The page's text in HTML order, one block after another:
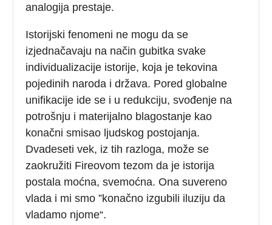
analogija prestaje.
Istorijski fenomeni ne mogu da se
izjednačavaju na način gubitka svake
individualizacije istorije, koja je tekovina
pojedinih naroda i država. Pored globalne
unifikacije ide se i u redukciju, svođenje na
potrošnju i materijalno blagostanje kao
konačni smisao ljudskog postojanja.
Dvadeseti vek, iz tih razloga, može se
zaokružiti Fireovom tezom da je istorija
postala moćna, svemoćna. Ona suvereno
vlada i mi smo ”konačno izgubili iluziju da
vladamo njome“.